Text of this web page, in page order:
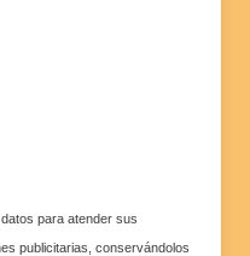
para atender sus
publicitarias, conservándolos